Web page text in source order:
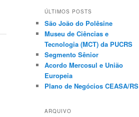
ÚLTIMOS POSTS
São João do Polêsine
Museu de Ciências e
Tecnologia (MCT) da PUCRS
Segmento Sênior
Acordo Mercosul e União
Europeia
Plano de Negócios CEASA/RS
ARQUIVO